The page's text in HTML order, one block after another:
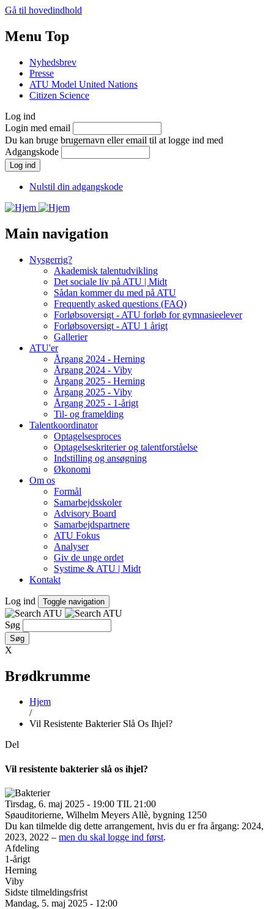
Gå til hovedindhold
Menu Top
Nyhedsbrev
Presse
ATU Model United Nations
Citizen Science
Log ind
Login med email
Du kan bruge brugernavn eller email til at logge ind med
Adgangskode
Nulstil din adgangskode
Main navigation
Nysgerrig?
Akademisk talentudvikling
Det sociale liv på ATU | Midt
Sådan kommer du med på ATU
Frequently asked questions (FAQ)
Forløbsoversigt - ATU forløb for gymnasieelever
Forløbsoversigt - ATU 1 årigt
Gallerier
ATU'er
Årgang 2024 - Herning
Årgang 2024 - Viby
Årgang 2025 - Herning
Årgang 2025 - Viby
Årgang 2025 - 1-årigt
Til- og framelding
Talentkoordinator
Optagelsesproces
Optagelseskriterier og talentforståelse
Indstilling og ansøgning
Økonomi
Om os
Formål
Samarbejdsskoler
Advisory Board
Samarbejdspartnere
ATU Fokus
Analyser
Giv de unge ordet
Systime & ATU | Midt
Kontakt
Log ind Toggle navigation
Søg
X
Brødkrumme
Hjem
/
Vil Resistente Bakterier Slå Os Ihjel?
Del
Vil resistente bakterier slå os ihjel?
Tirsdag, 6. maj 2025 - 19:00 TIL 21:00
Søauditorierne, Wilhelm Meyers Allè, bygning 1250
Du kan tilmelde dig dette arrangement, hvis du er fra årgang: 2024,
2023, 2022 – men du skal logge ind først.
Afdeling
1-årigt
Herning
Viby
Sidste tilmeldingsfrist
Mandag, 5. maj 2025 - 12:00